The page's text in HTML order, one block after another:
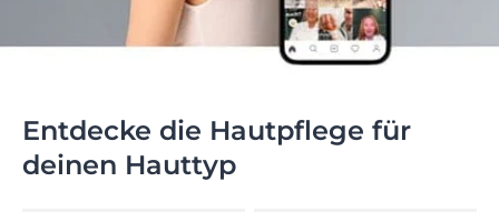
Entdecke die Hautpflege für
deinen Hauttyp